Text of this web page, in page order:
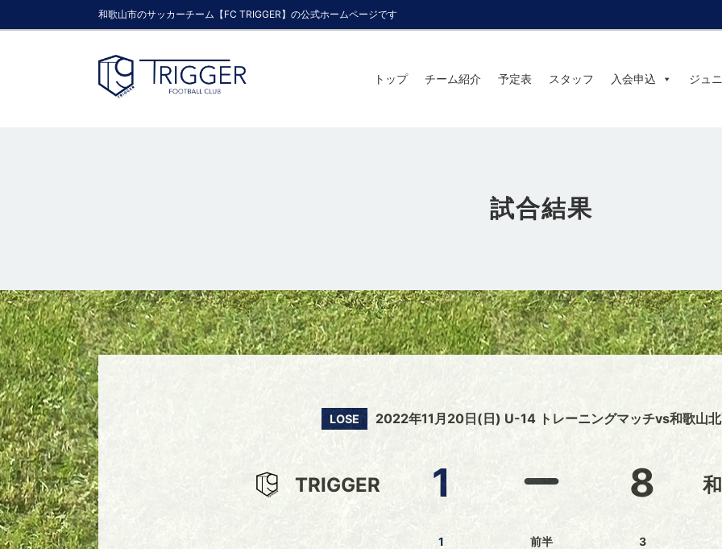
和歌山市のサッカーチーム【FC TRIGGER】の公式ホームページです
トップ チーム紹介 予定表 スタッフ 入会申込 ジュ
試合結果
LOSE 2022年11月20日(日) U-14 トレーニングマッチvs和歌山北
TRIGGER 1
1
前半
8
3